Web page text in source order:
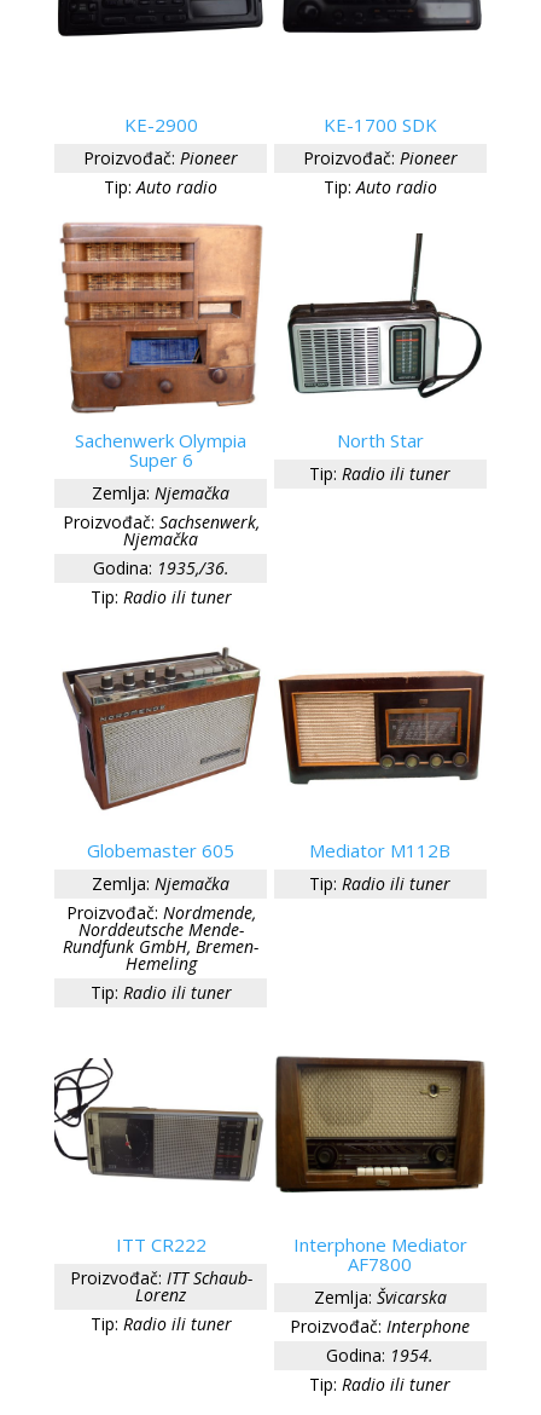
KE-2900
Proizvođač: Pioneer
Tip: Auto radio
KE-1700 SDK
Proizvođač: Pioneer
Tip: Auto radio
Sachenwerk Olympia
Super 6
Zemlja: Njemačka
Proizvođač: Sachsenwerk,
Njemačka
Godina: 1935,/36.
Tip: Radio ili tuner
North Star
Tip: Radio ili tuner
Globemaster 605
Zemlja: Njemačka
Proizvođač: Nordmende,
Norddeutsche Mende-
Rundfunk GmbH, Bremen-
Hemeling
Tip: Radio ili tuner
Mediator M112B
Tip: Radio ili tuner
ITT CR222
Proizvođač: ITT Schaub-
Lorenz
Tip: Radio ili tuner
Interphone Mediator
AF7800
Zemlja: Švicarska
Proizvođač: Interphone
Godina: 1954.
Tip: Radio ili tuner